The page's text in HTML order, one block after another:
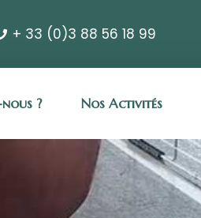
+ 33 (0)3 88 56 18 99
? Nos Activités